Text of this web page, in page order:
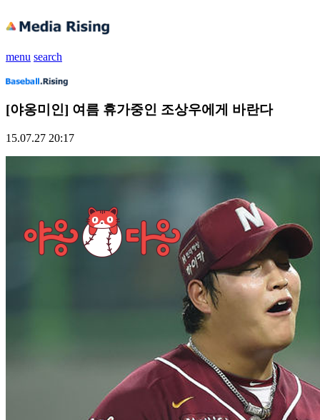
menu search
[야옹미인] 여름 휴가중인 조상우에게 바란다
15.07.27 20:17